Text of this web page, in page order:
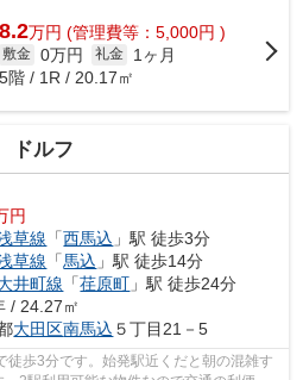
8.2万円 (管理費等：5,000円 )
敷金 0万円 礼金
1ヶ月
5階 / 1R / 20.17㎡
ドルフ
円
草線 「西馬込 」駅 徒歩3分
草線 「馬込 」駅 徒歩14分
井町線 「荏原町 」駅 徒歩24分
/ 24.27㎡
大田区南馬込 ５丁目21－5
徒歩3分です。始発駅近くだと朝の混雑す